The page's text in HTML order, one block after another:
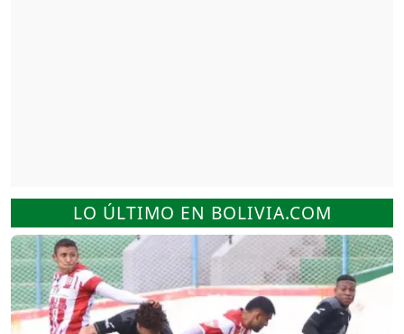
LO ÚLTIMO EN BOLIVIA.COM